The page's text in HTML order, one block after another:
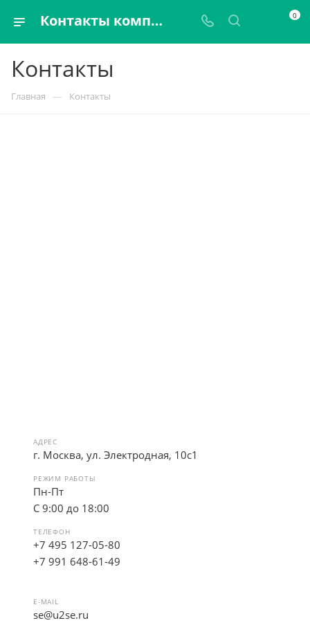
Контакты компании U2 Group 0
Контакты
Главная — Контакты
АДРЕС
г. Москва, ул. Электродная, 10с1
РЕЖИМ РАБОТЫ
Пн-Пт
С 9:00 до 18:00
ТЕЛЕФОН
+7 495 127-05-80
+7 991 648-61-49
E-MAIL
se@u2se.ru